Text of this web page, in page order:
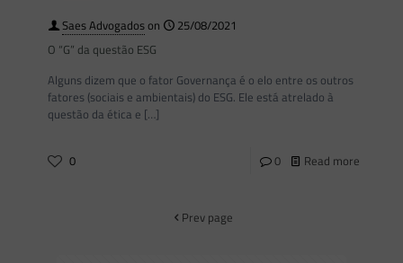
Saes Advogadoson
25/08/2021
O “G” da questão ESG
Alguns dizem que o fator Governança é o elo entre os outros
fatores (sociais e ambientais) do ESG. Ele está atrelado à
questão da ética e […]
0 0 Read more
Prev page